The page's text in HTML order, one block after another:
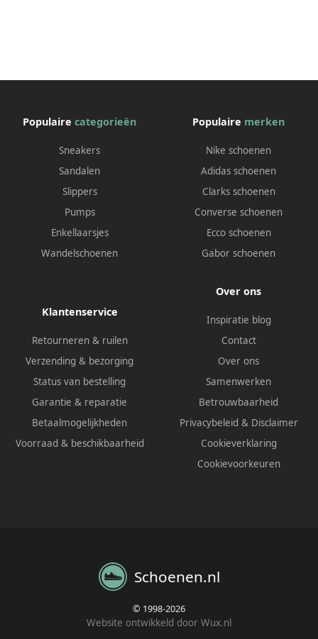
Populaire categorieën
Sneakers
Sandalen
Slippers
Pumps
Enkellaarsjes
Wandelschoenen
Populaire merken
Nike schoenen
Adidas schoenen
Clarks schoenen
Converse schoenen
Ecco schoenen
Gabor schoenen
Klantenservice
Retourneren & ruilen
Verzending & bezorging
Status van bestelling
Garantie & reparatie
Betaalmogelijkheden
Voorraad & beschikbaarheid
Over ons
Inspiratie blog
Contact
Over ons
Samenwerken
Betrouwbaarheid
Privacybeleid & Disclaimer
Cookieverklaring
Cookievoorkeuren
Schoenen.nl
© 1998-2026
Website ontwikkeld door Wux.nl